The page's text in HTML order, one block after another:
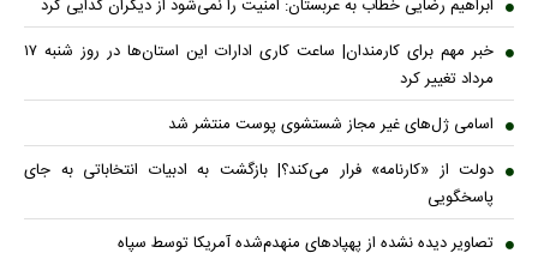
ابراهیم رضایی خطاب به عربستان: امنیت را نمی‌شود از دیگران گدایی کرد
خبر مهم برای کارمندان| ساعت کاری ادارات این استان‌ها در روز شنبه ۱۷
مرداد تغییر کرد
اسامی ژل‌های غیر مجاز شستشوی پوست منتشر شد
دولت از «کارنامه» فرار می‌کند؟| بازگشت به ادبیات انتخاباتی به جای
پاسخگویی
تصاویر دیده نشده از پهپادهای منهدم‌شده آمریکا توسط سپاه